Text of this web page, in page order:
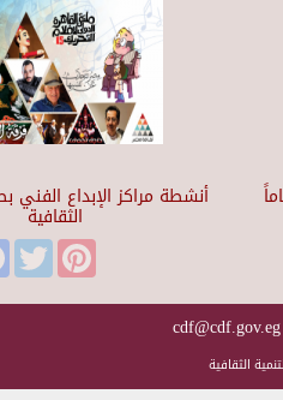
أنشطة مراكز الإبداع الفني
الثقافية
FacebookTwitterPinterest
محفوظ ١١٤ عاماً
cdf@cdf.gov.eg
الثقافية